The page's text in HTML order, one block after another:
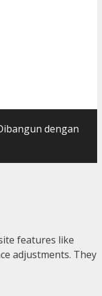
dengan
features like
adjustments. They